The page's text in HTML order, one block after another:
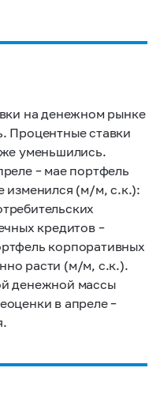
на денежном рынке
Процентные ставки
уменьшились.
– мае портфель
изменился (м/м, с.к.):
кредитов –
корпоративных
расти (м/м, с.к.).
денежной массы
в апреле –